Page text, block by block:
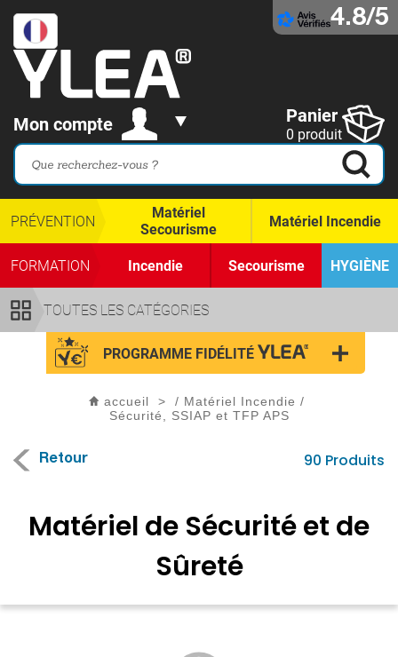
4.8/5
Mon compte Panier
0 produit
TOUTES LES CATÉGORIES
PRÉVENTION
Matériel
Secourisme
Matériel Incendie
FORMATION Incendie Secourisme HYGIÈNE
PROGRAMME FIDÉLITÉ
accueil > / Matériel Incendie /
Sécurité, SSIAP et TFP APS
Retour 90 Produits
Matériel de Sécurité et de
Sûreté